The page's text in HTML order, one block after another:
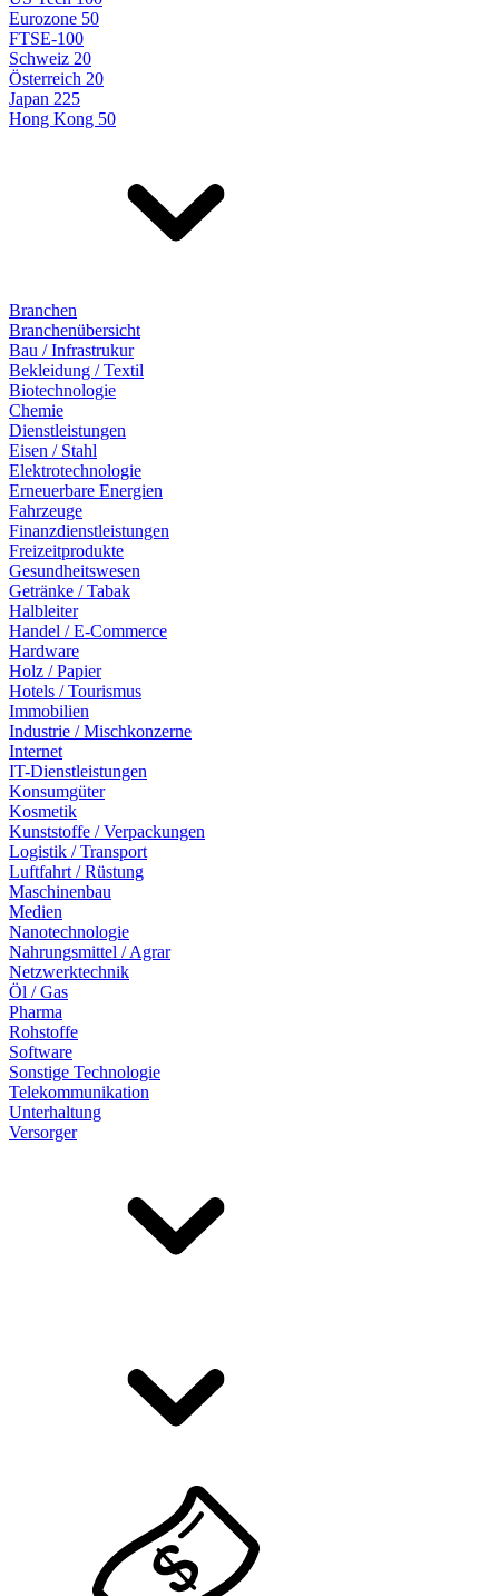
Eurozone 50
FTSE-100
Schweiz 20
Österreich 20
Japan 225
Hong Kong 50
Branchen
Branchenübersicht
Bau / Infrastrukur
Bekleidung / Textil
Biotechnologie
Chemie
Dienstleistungen
Eisen / Stahl
Elektrotechnologie
Erneuerbare Energien
Fahrzeuge
Finanzdienstleistungen
Freizeitprodukte
Gesundheitswesen
Getränke / Tabak
Halbleiter
Handel / E-Commerce
Hardware
Holz / Papier
Hotels / Tourismus
Immobilien
Industrie / Mischkonzerne
Internet
IT-Dienstleistungen
Konsumgüter
Kosmetik
Kunststoffe / Verpackungen
Logistik / Transport
Luftfahrt / Rüstung
Maschinenbau
Medien
Nanotechnologie
Nahrungsmittel / Agrar
Netzwerktechnik
Öl / Gas
Pharma
Rohstoffe
Software
Sonstige Technologie
Telekommunikation
Unterhaltung
Versorger